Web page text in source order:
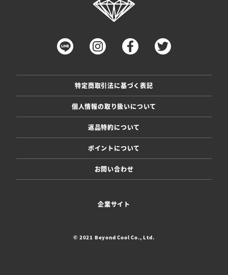
特定商取引法に基づく表記
個人情報の取り扱いについて
返品特約について
ポイントについて
お問い合わせ
企業サイト
© 2021 Beyond Cool Co., Ltd.